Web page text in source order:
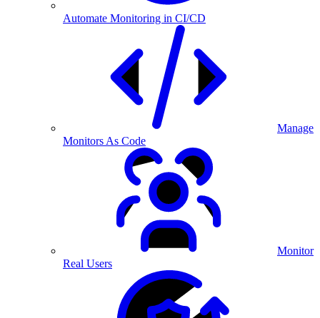
Automate Monitoring in CI/CD
Manage
Monitors As Code
Monitor
Real Users